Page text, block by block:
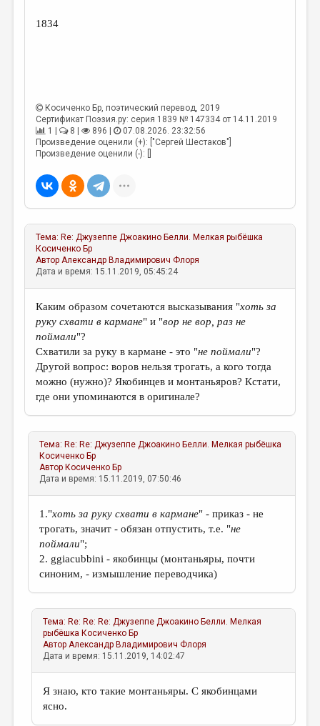
1834
Косиченко Бр, поэтический перевод, 2019
Сертификат Поэзия.ру: серия 1839 № 147334 от 14.11.2019
1 |
8 | 896 |
07.08.2026. 23:32:56
Произведение оценили (+): ["Сергей Шестаков"]
Произведение оценили (-): []
Тема: Re: Джузеппе Джоакино Белли. Мелкая рыбёшка
Косиченко Бр
АвторАлександр Владимирович Флоря
Дата и время: 15.11.2019, 05:45:24
Каким образом сочетаются высказывания "хоть за
руку схвати в кармане" и "вор не вор, раз не
поймали"?
Схватили за руку в кармане - это "не поймали"?
Другой вопрос: воров нельзя трогать, а кого тогда
можно (нужно)? Якобинцев и монтаньяров? Кстати,
где они упоминаются в оригинале?
Тема: Re: Re: Джузеппе Джоакино Белли. Мелкая рыбёшка
Косиченко Бр
Автор Косиченко Бр
Дата и время: 15.11.2019, 07:50:46
1."хоть за руку схвати в кармане" - приказ - не
трогать, значит - обязан отпустить, т.е. "не
поймали";
2. ggiacubbini - якобинцы (монтаньяры, почти
синоним, - измышление переводчика)
Тема: Re: Re: Re: Джузеппе Джоакино Белли. Мелкая
рыбёшка Косиченко Бр
АвторАлександр Владимирович Флоря
Дата и время: 15.11.2019, 14:02:47
Я знаю, кто такие монтаньяры. С якобинцами
ясно.